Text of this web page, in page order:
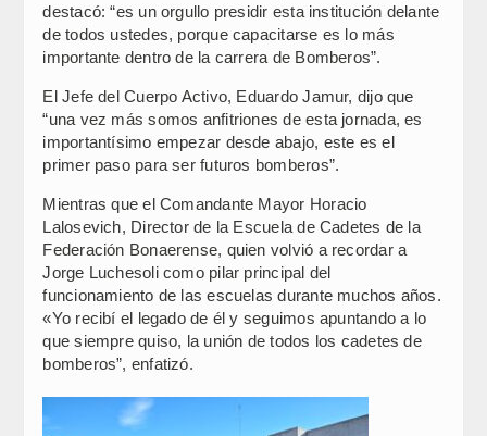
destacó: “es un orgullo presidir esta institución delante
de todos ustedes, porque capacitarse es lo más
importante dentro de la carrera de Bomberos”.
El Jefe del Cuerpo Activo, Eduardo Jamur, dijo que
“una vez más somos anfitriones de esta jornada, es
importantísimo empezar desde abajo, este es el
primer paso para ser futuros bomberos”.
Mientras que el Comandante Mayor Horacio
Lalosevich, Director de la Escuela de Cadetes de la
Federación Bonaerense, quien volvió a recordar a
Jorge Luchesoli como pilar principal del
funcionamiento de las escuelas durante muchos años.
«Yo recibí el legado de él y seguimos apuntando a lo
que siempre quiso, la unión de todos los cadetes de
bomberos”, enfatizó.